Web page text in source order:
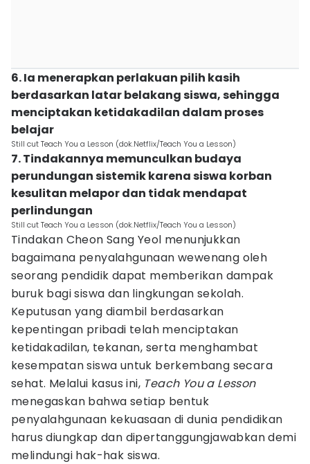
6. Ia menerapkan perlakuan pilih kasih
berdasarkan latar belakang siswa, sehingga
menciptakan ketidakadilan dalam proses
belajar
Still cut Teach You a Lesson (dok.Netflix/Teach You a Lesson)
7. Tindakannya memunculkan budaya
perundungan sistemik karena siswa korban
kesulitan melapor dan tidak mendapat
perlindungan
Still cut Teach You a Lesson (dok.Netflix/Teach You a Lesson)
Tindakan Cheon Sang Yeol menunjukkan
bagaimana penyalahgunaan wewenang oleh
seorang pendidik dapat memberikan dampak
buruk bagi siswa dan lingkungan sekolah.
Keputusan yang diambil berdasarkan
kepentingan pribadi telah menciptakan
ketidakadilan, tekanan, serta menghambat
kesempatan siswa untuk berkembang secara
sehat. Melalui kasus ini, Teach You a Lesson
menegaskan bahwa setiap bentuk
penyalahgunaan kekuasaan di dunia pendidikan
harus diungkap dan dipertanggungjawabkan demi
melindungi hak-hak siswa.